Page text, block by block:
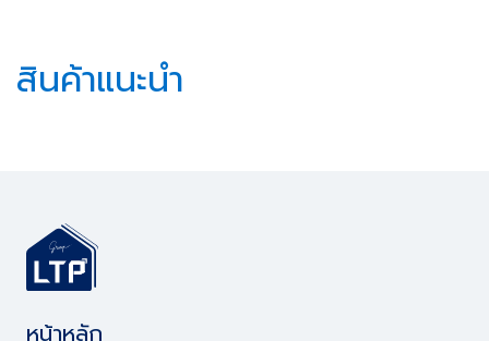
สินค้าแนะนำ
หน้าหลัก